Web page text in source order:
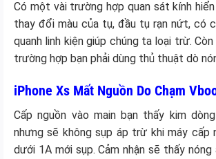
Có một vài trường hợp quan sát kính
thay đổi màu của tụ, đầu tụ rạn nứt, có
quanh linh kiện giúp chúng ta loại trừ.
trường hợp bạn phải dùng thủ thuật dò
iPhone Xs Mất Nguồn Do Chạm
Cấp nguồn vào main bạn thấy kim
nhưng sẽ không sụp áp trừ khi máy cấp
dưới 1A mới sụp. Cảm nhận sẽ thấy nóng